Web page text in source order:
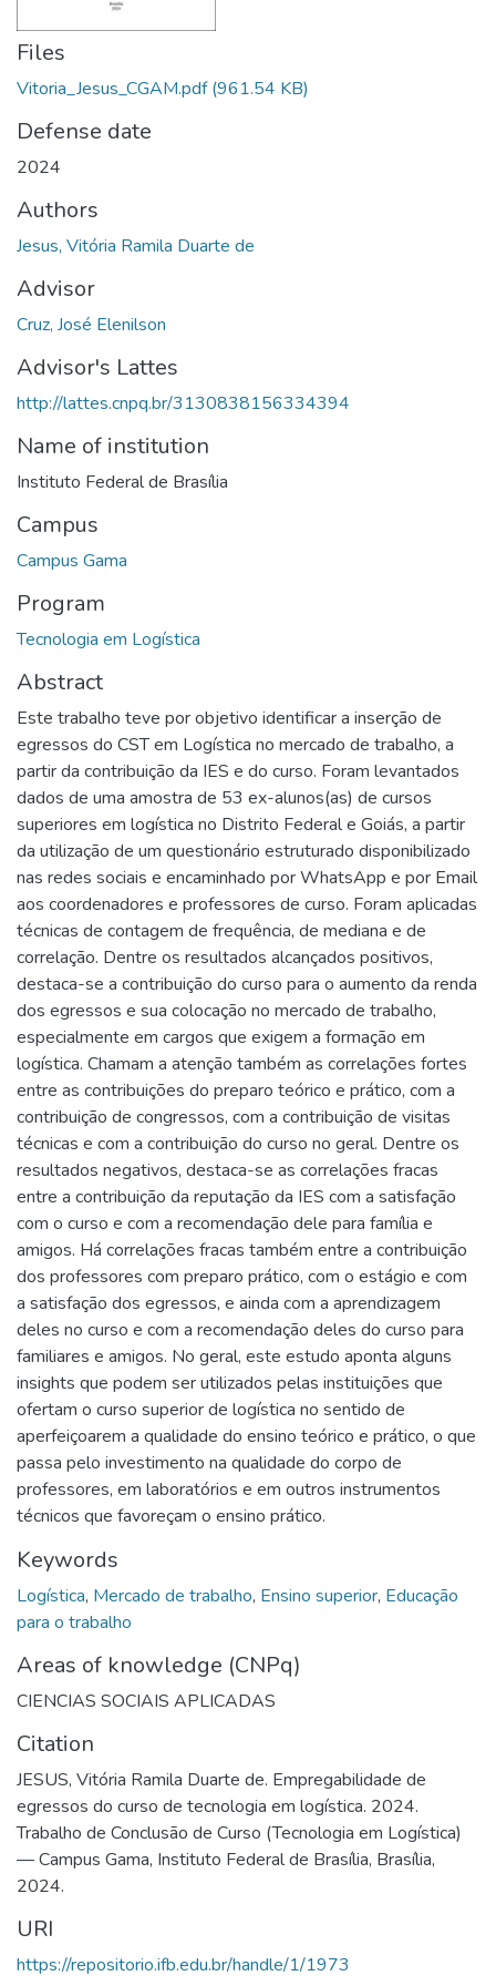
Files
Vitoria_Jesus_CGAM.pdf(961.54 KB)
Defense date
2024
Authors
Jesus, Vitória Ramila Duarte de
Advisor
Cruz, José Elenilson
Advisor's Lattes
http://lattes.cnpq.br/3130838156334394
Name of institution
Instituto Federal de Brasília
Campus
Campus Gama
Program
Tecnologia em Logística
Abstract
Este trabalho teve por objetivo identificar a inserção de
egressos do CST em Logística no mercado de trabalho, a
partir da contribuição da IES e do curso. Foram levantados
dados de uma amostra de 53 ex-alunos(as) de cursos
superiores em logística no Distrito Federal e Goiás, a partir
da utilização de um questionário estruturado disponibilizado
nas redes sociais e encaminhado por WhatsApp e por Email
aos coordenadores e professores de curso. Foram aplicadas
técnicas de contagem de frequência, de mediana e de
correlação. Dentre os resultados alcançados positivos,
destaca-se a contribuição do curso para o aumento da renda
dos egressos e sua colocação no mercado de trabalho,
especialmente em cargos que exigem a formação em
logística. Chamam a atenção também as correlações fortes
entre as contribuições do preparo teórico e prático, com a
contribuição de congressos, com a contribuição de visitas
técnicas e com a contribuição do curso no geral. Dentre os
resultados negativos, destaca-se as correlações fracas
entre a contribuição da reputação da IES com a satisfação
com o curso e com a recomendação dele para família e
amigos. Há correlações fracas também entre a contribuição
dos professores com preparo prático, com o estágio e com
a satisfação dos egressos, e ainda com a aprendizagem
deles no curso e com a recomendação deles do curso para
familiares e amigos. No geral, este estudo aponta alguns
insights que podem ser utilizados pelas instituições que
ofertam o curso superior de logística no sentido de
aperfeiçoarem a qualidade do ensino teórico e prático, o que
passa pelo investimento na qualidade do corpo de
professores, em laboratórios e em outros instrumentos
técnicos que favoreçam o ensino prático.
Keywords
Logística, Mercado de trabalho, Ensino superior, Educação
para o trabalho
Areas of knowledge (CNPq)
CIENCIAS SOCIAIS APLICADAS
Citation
JESUS, Vitória Ramila Duarte de. Empregabilidade de
egressos do curso de tecnologia em logística. 2024.
Trabalho de Conclusão de Curso (Tecnologia em Logística)
— Campus Gama, Instituto Federal de Brasília, Brasília,
2024.
URI
https://repositorio.ifb.edu.br/handle/1/1973